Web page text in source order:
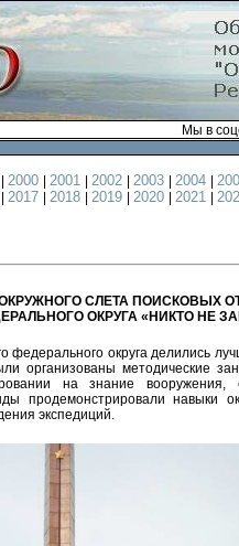
Мы в
2000 2001 2002 2003 2004
2017 2018 2019 2020 2021
СЛЕТА ПОИСКОВЫХ
ОКРУГА «НИКТО НЕ
федерального округа делились
организованы методические
на знание
продемонстрировали навыки
экспедиций.